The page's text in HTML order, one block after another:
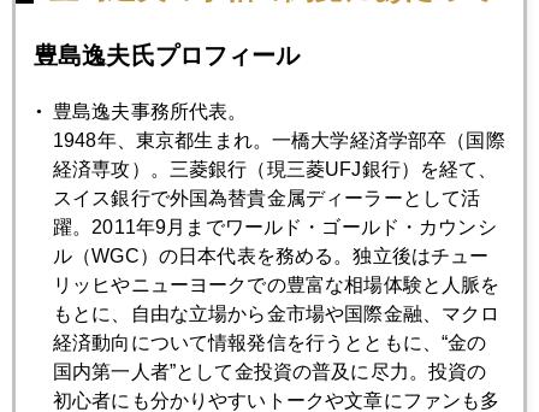
豊島逸夫氏プロフィール
豊島逸夫事務所代表。
1948年、東京都生まれ。一橋大学経済学部卒（国際
経済専攻）。三菱銀行（現三菱UFJ銀行）を経て、
スイス銀行で外国為替貴金属ディーラーとして活
躍。2011年9月までワールド・ゴールド・カウンシ
ル（WGC）の日本代表を務める。独立後はチュー
リッヒやニューヨークでの豊富な相場体験と人脈を
もとに、自由な立場から金市場や国際金融、マクロ
経済動向について情報発信を行うとともに、“金の
国内第一人者”として金投資の普及に尽力。投資の
初心者にも分かりやすいトークや文章にファンも多